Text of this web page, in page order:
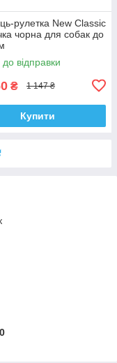
рулетка New Classic
чорна для собак до
до відправки
₴ 1 147 ₴
Купити